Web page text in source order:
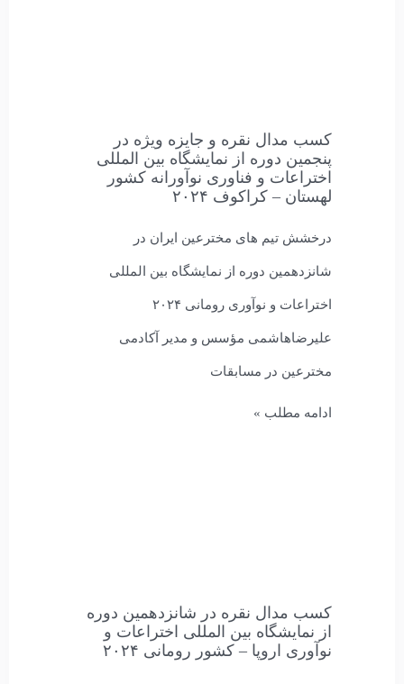
کسب مدال نقره و جایزه ویژه در
پنجمین دوره از نمایشگاه بین المللی
اختراعات و فناوری نوآورانه کشور
لهستان – کراکوف ۲۰۲۴
درخشش تیم های مخترعین ایران در
شانزدهمین دوره از نمایشگاه بین المللی
اختراعات و نوآوری رومانی ۲۰۲۴
علیرضاهاشمی مؤسس و مدیر آکادمی
مخترعین در مسابقات
ادامه مطلب »
کسب مدال نقره در شانزدهمین دوره
از نمایشگاه بین المللی اختراعات و
نوآوری اروپا – کشور رومانی ۲۰۲۴